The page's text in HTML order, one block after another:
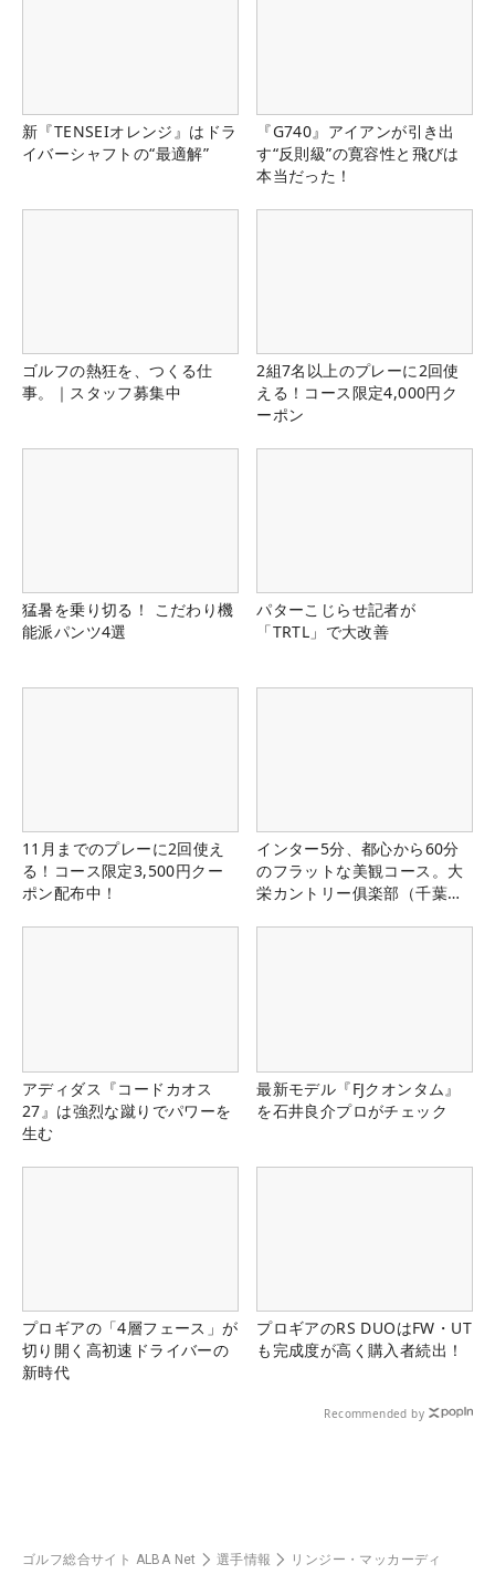
新『TENSEIオレンジ』はドラ
イバーシャフトの“最適解”
『G740』アイアンが引き出
す“反則級”の寛容性と飛びは
本当だった！
ゴルフの熱狂を、つくる仕
事。｜スタッフ募集中
2組7名以上のプレーに2回使
える！コース限定4,000円ク
ーポン
猛暑を乗り切る！ こだわり機
能派パンツ4選
パターこじらせ記者が
「TRTL」で大改善
11月までのプレーに2回使え
る！コース限定3,500円クー
ポン配布中！
インター5分、都心から60分
のフラットな美観コース。大
栄カントリー俱楽部（千葉
アディダス『コードカオス
27』は強烈な蹴りでパワーを
生む
最新モデル『FJクオンタム』
を石井良介プロがチェック
プロギアの「4層フェース」が
切り開く高初速ドライバーの
新時代
プロギアのRS DUOはFW・UT
も完成度が高く購入者続出！
Recommended by
ゴルフ総合サイト ALBA Net 選手情報 リンジー・マッカーディ